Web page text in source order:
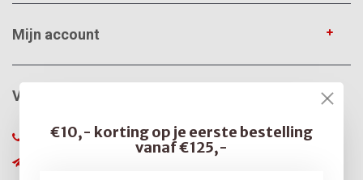
Mijn account
VerfonlineXL
085-0666375
€10,- korting op je eerste bestelling
vanaf €125,-